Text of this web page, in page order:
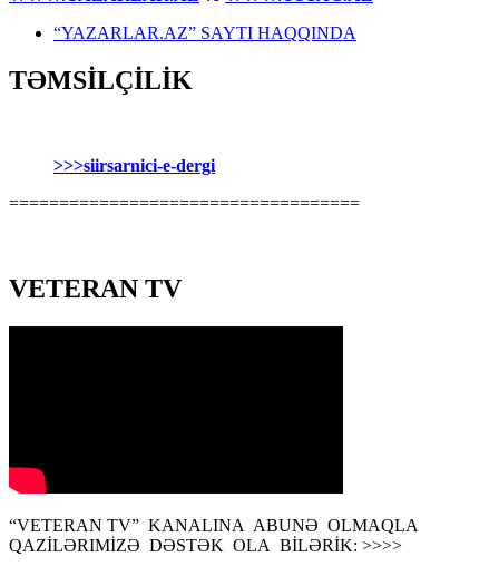
“YAZARLAR.AZ” SAYTI HAQQINDA
TƏMSİLÇİLİK
>>>siirsarnici-e-dergi
===================================
VETERAN TV
“VETERAN TV” KANALINA ABUNƏ OLMAQLA
QAZİLƏRIMİZƏ DƏSTƏK OLA BİLƏRİK: >>>>